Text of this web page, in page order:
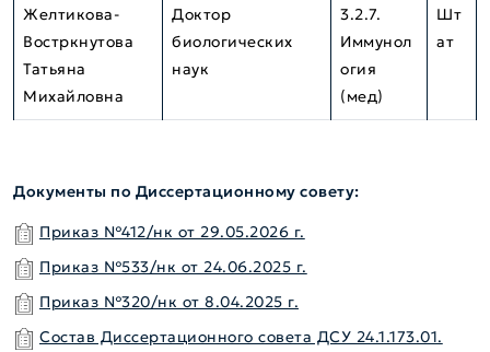
Желтикова-
Востркнутова
Татьяна
Михайловна
Доктор
биологических
наук
3.2.7.
Иммунол
огия
(мед)
Шт
ат
Документы по Диссертационному совету:
Приказ №412/нк от 29.05.2026 г.
Приказ №533/нк от 24.06.2025 г.
Приказ №320/нк от 8.04.2025 г.
Состав Диссертационного совета ДСУ 24.1.173.01.